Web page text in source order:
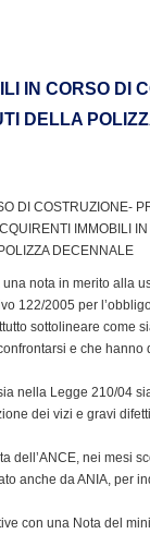
IN CORSO DI
DELLA
DI COSTRUZIONE-
IMMOBILI
DECENNALE
nota in merito alla
122/2005 per
sottolineare come
e che
nella Legge 210/04
dei vizi e gravi
dell’ANCE, nei mesi
anche da ANIA, per
con una Nota del